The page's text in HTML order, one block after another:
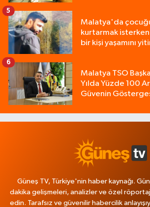
Malatya'da
kurtarmak isterken
bir kişi yaşamını
5
Malatya TSO
Yılda Yüzde 100
Güvenin
6
Güneş TV, Türkiye'nin haber kaynağı.
dakika gelişmeleri, analizler ve özel
edin. Tarafsız ve güvenilir habercilik